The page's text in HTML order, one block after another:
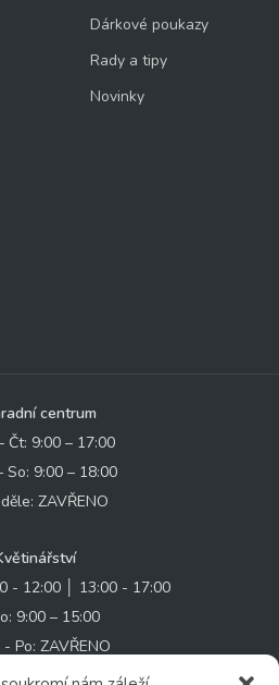
Dárkové poukazy
Rady a tipy
Novinky
centrum
Čt: 9:00 – 17:00
So: 9:00 – 18:00
ZAVŘENO
- 12:00 │ 13:00 - 17:00
9:00 – 15:00
Po: ZAVŘENO